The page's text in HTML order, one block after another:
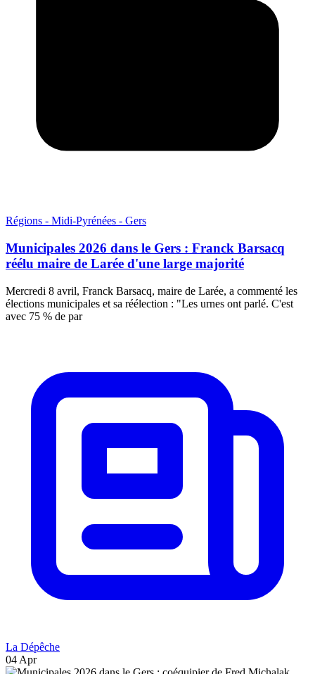
Régions - Midi-Pyrénées - Gers
Municipales 2026 dans le Gers : Franck Barsacq
réélu maire de Larée d'une large majorité
Mercredi 8 avril, Franck Barsacq, maire de Larée, a commenté les
élections municipales et sa réélection : "Les urnes ont parlé. C'est
avec 75 % de par
La Dépêche
04 Apr